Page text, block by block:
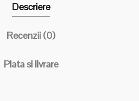
Descriere
Recenzii (0)
Plata si livrare